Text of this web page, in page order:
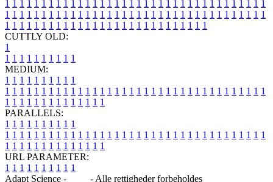
1 1 1 1 1 1 1 1 1 1 1 1 1 1 1 1 1 1 1 1 1 1 1 1 1 1 1 1 1 1 1 1 1 1 1 1
1 1 1 1 1 1 1 1 1 1 1 1 1 1 1 1 1 1 1 1 1 1 1 1 1 1 1 1 1 1 1 1 1 1 1 1
1 1 1 1 1 1 1 1 1 1 1 1 1 1 1 1 1 1 1 1 1 1 1 1 1 1 1 1
CUTTLY OLD:
1
1 1 1 1 1 1 1 1 1 1
MEDIUM:
1 1 1 1 1 1 1 1 1 1
1 1 1 1 1 1 1 1 1 1 1 1 1 1 1 1 1 1 1 1 1 1 1 1 1 1 1 1 1 1 1 1 1 1 1 1
1 1 1 1 1 1 1 1 1 1 1 1 1 1
PARALLELS:
1 1 1 1 1 1 1 1 1 1
1 1 1 1 1 1 1 1 1 1 1 1 1 1 1 1 1 1 1 1 1 1 1 1 1 1 1 1 1 1 1 1 1 1 1 1
1 1 1 1 1 1 1 1 1 1 1 1 1 1
URL PARAMETER:
1 1 1 1 1 1 1 1 1 1
Adapt Science -
- Alle rettigheder forbeholdes